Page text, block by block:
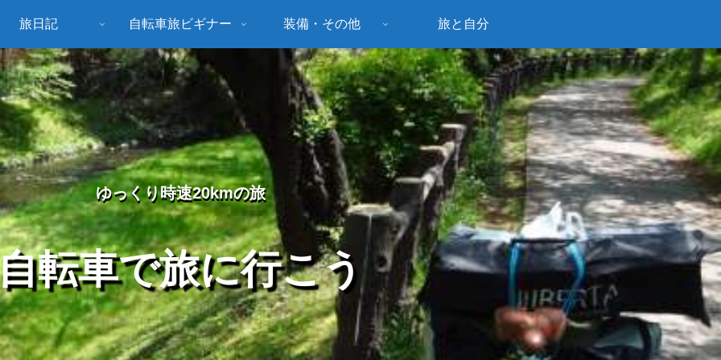
ゆっくり時速20kmの旅
転車で旅に行こう
旅日記 自転車旅ビギナー 装備・その他 旅と自分